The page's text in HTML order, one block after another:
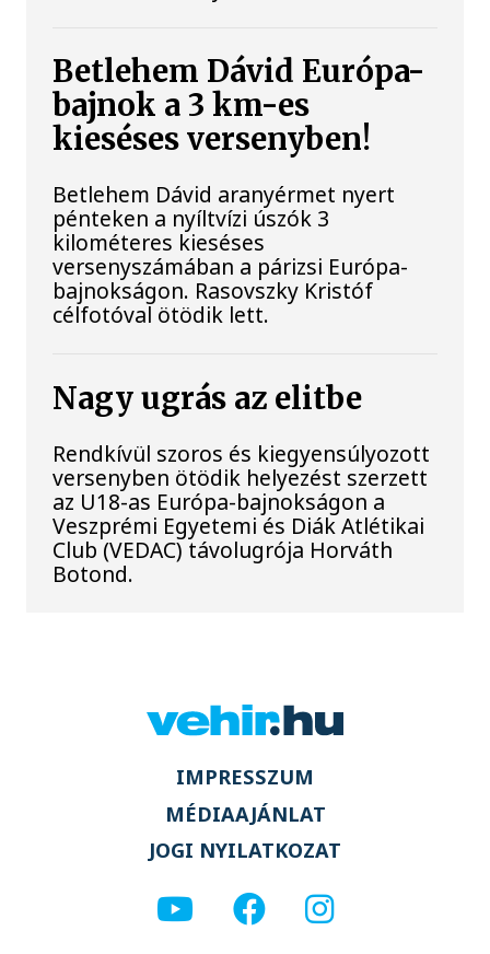
Betlehem Dávid Európa-
bajnok a 3 km-es
kieséses versenyben!
Betlehem Dávid aranyérmet nyert
pénteken a nyíltvízi úszók 3
kilométeres kieséses
versenyszámában a párizsi Európa-
bajnokságon. Rasovszky Kristóf
célfotóval ötödik lett.
Nagy ugrás az elitbe
Rendkívül szoros és kiegyensúlyozott
versenyben ötödik helyezést szerzett
az U18-as Európa-bajnokságon a
Veszprémi Egyetemi és Diák Atlétikai
Club (VEDAC) távolugrója Horváth
Botond.
IMPRESSZUM
MÉDIAAJÁNLAT
JOGI NYILATKOZAT